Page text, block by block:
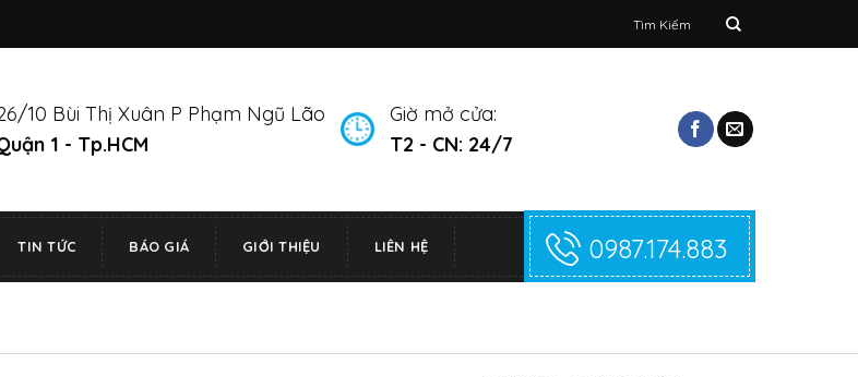
kiếm:
10 Bùi Thị Xuân P Phạm Ngũ Lão
1 - Tp.HCM
Giờ mở cửa:
T2 - CN: 24/7
TIN TỨC BÁO GIÁ GIỚI THIỆU LIÊN HỆ 0987.174.883